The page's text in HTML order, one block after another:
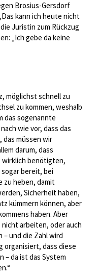
Brosius-Gersdorf
kann ich heute nicht
Juristin zum Rückzug
„Ich gebe da keine
möglichst schnell zu
zu kommen, weshalb
das sogenannte
wie vor, dass das
müssen wir
darum, dass
wirklich benötigten,
sogar bereit, bei
zu heben, damit
Sicherheit haben,
kümmern können, aber
haben. Aber
arbeiten, oder auch
und die Zahl wird
organisiert, dass diese
– da ist das System